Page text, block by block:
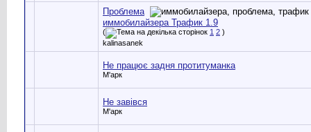
Проблема
иммобилайзера Трафик 1.9
( 1 2 )
kalinasanek
Не працює задня протитуманка
М'арк
Не завівся
М'арк